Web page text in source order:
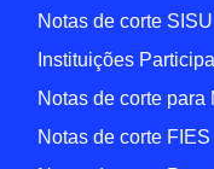
Notas de corte SISU
Instituições
Notas de corte para
Notas de corte FIES